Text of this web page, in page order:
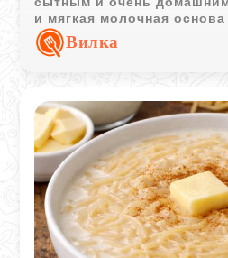
и мягкая молочная
особенно уютным для
Вилка